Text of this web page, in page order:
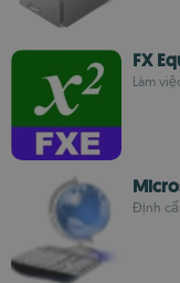
FX
Làm
Định